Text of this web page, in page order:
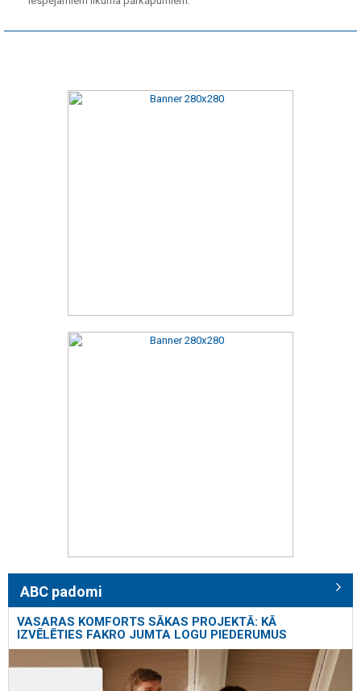
ABC padomi
VASARAS KOMFORTS SĀKAS PROJEKTĀ: KĀ
IZVĒLĒTIES FAKRO JUMTA LOGU PIEDERUMUS